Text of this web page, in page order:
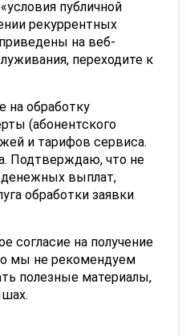
публичной
рекуррентных
на веб-
переходите к
на обработку
(абонентского
и тарифов сервиса.
Подтверждаю, что не
денежных выплат,
обработки заявки
согласие на получение
мы не рекомендуем
полезные материалы,